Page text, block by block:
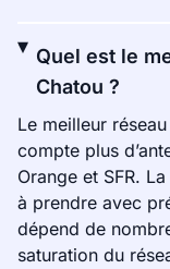
Quel est le
Chatou ?
Le meilleur
compte plus
Orange et SFR.
à prendre avec
dépend de
saturation du